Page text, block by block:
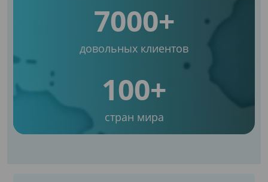
7000+
довольных клиентов
100+
стран мира